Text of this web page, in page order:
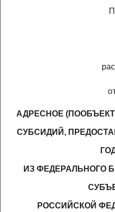
АДРЕСНОЕ
СУБСИДИЙ,
ИЗ ФЕДЕРАЛЬНОГО
РОССИЙСКОЙ